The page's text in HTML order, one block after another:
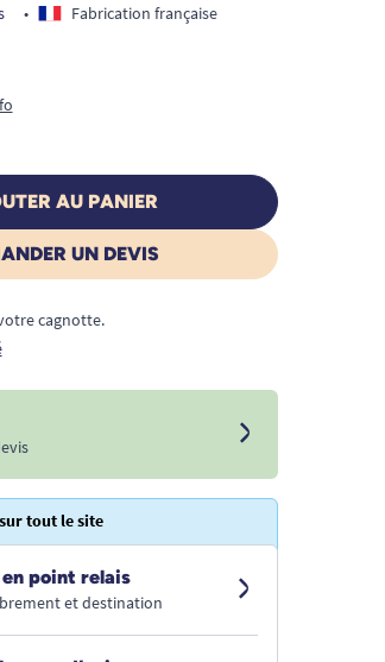
• Fabrication française
AU PANIER
UN DEVIS
cagnotte.
tout le site
point relais
et destination